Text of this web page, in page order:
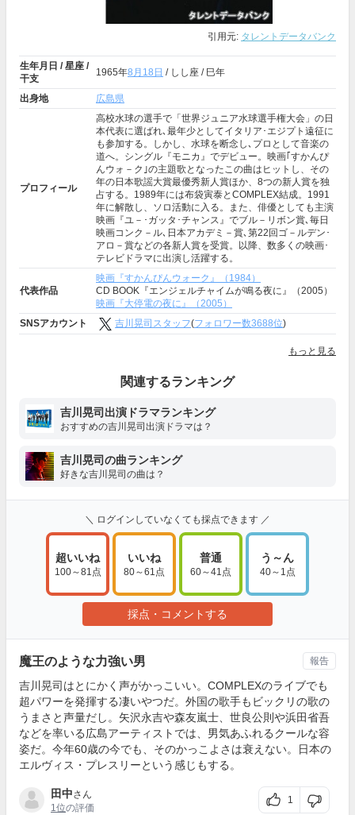
引用元: タレントデータバンク
生年月日 / 星座 /
干支
1965年8月18日 / しし座 / 巳年
出身地 広島県
プロフィール
高校水球の選手で「世界ジュニア水球選手権大会」の日
本代表に選ばれ､最年少としてイタリア･エジプト遠征に
も参加する。しかし、水球を断念し､プロとして音楽の
道へ。シングル『モニカ』でデビュー。映画｢すかんぴ
んウォ－ク｣の主題歌となったこの曲はヒットし、その
年の日本歌謡大賞最優秀新人賞ほか、8つの新人賞を独
占する。1989年には布袋寅泰とCOMPLEX結成。1991
年に解散し、ソロ活動に入る。また、俳優としても主演
映画『ユ－･ガッタ･チャンス』でブル－リボン賞､毎日
映画コンク－ル､日本アカデミ－賞､第22回ゴ－ルデン･
アロ－賞などの各新人賞を受賞。以降、数多くの映画･
テレビドラマに出演し活躍する。
代表作品
映画『すかんぴんウォーク』（1984）
CD BOOK『エンジェルチャイムが鳴る夜に』（2005）
映画『大停電の夜に』（2005）
SNSアカウント
吉川晃司スタッフ(フォロワー数3688位)
もっと見る
関連するランキング
吉川晃司出演ドラマランキング
おすすめの吉川晃司出演ドラマは？
吉川晃司の曲ランキング
好きな吉川晃司の曲は？
＼ ログインしていなくても採点できます ／
超いいね
100～81点
いいね
80～61点
普通
60～41点
う～ん
40～1点
採点・コメントする
魔王のような力強い男
吉川晃司はとにかく声がかっこいい。COMPLEXのライブでも
超パワーを発揮する凄いやつだ。外国の歌手もビックリの歌の
うまさと声量だし。矢沢永吉や森友嵐士、世良公則や浜田省吾
などを率いる広島アーティストでは、男気あふれるクールな容
姿だ。今年60歳の今でも、そのかっこよさは衰えない。日本の
エルヴィス・プレスリーという感じもする。
田中さん
1位の評価
1
報告